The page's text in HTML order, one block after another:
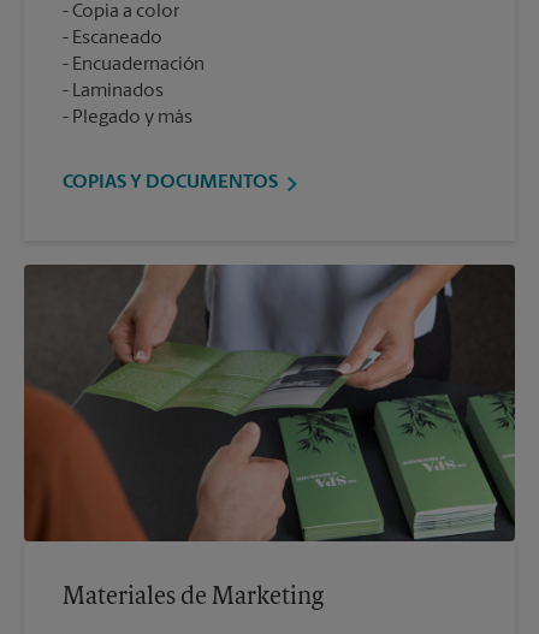
Copia a color
Escaneado
Encuadernación
Laminados
Plegado y más
COPIAS Y DOCUMENTOS
Materiales de Marketing